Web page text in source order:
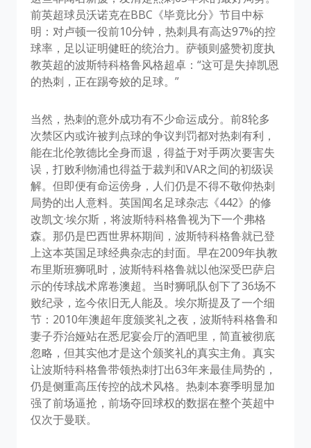
前英超球员沃诺克在BBC《毕竟比分》节目中标
明：对卢顿一役前10分钟，热刺具有高达97%的控
球率，足以证明健旺的统治力。萨顿则盛赞初度执
教英超的波斯特科格鲁风格超卓：“这可是失掉凯恩
的热刺，正在踢夸姣的足球。”
当然，热刺的意外成功有不少命运成分。前8轮多
次禁区内或许被判点球的争议判罚都对热刺有利，
能在北伦敦德比全身而退，得益于对手两次要害失
误，打败利物浦也得益于裁判和VAR之间的初级误
解。但即便有命运傍身，人们仍是不得不敬仰热刺
局势的出人意料。英国闻名足球杂志《442》的修
改凯文·埃尔斯，将波斯特科格鲁视为下一个弗格
森。那仍是巴西世界杯期间，波斯特科格鲁就已登
上这本英国足球经典杂志的封面。早在2009年执教
布里斯班狮吼时，波斯特科格鲁就以他深受巴萨启
示的传球战术席卷澳超。当时狮吼队创下了36场不
败纪录，迄今依旧无人能及。埃尔斯提及了一个细
节：2010年澳超年度颁奖礼之夜，波斯特科格鲁和
妻子乔治娅站在悉尼宴会厅的酒吧里，简直被彻底
忽略，但其实他才是这个颁奖礼的真实主角。真实
让波斯特科格鲁带领热刺打出63年来最佳局势的，
仍是侧重高压传控的战术风格。热刺本赛季明显加
强了前场逼抢，前场夺回球权的数据在整个英超中
仅次于曼联。